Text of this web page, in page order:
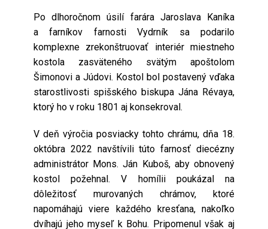
Po dlhoročnom úsilí farára Jaroslava Kaníka
a farníkov farnosti Vydrník sa podarilo
komplexne zrekonštruovať interiér miestneho
kostola zasväteného svätým apoštolom
Šimonovi a Júdovi. Kostol bol postavený vďaka
starostlivosti spišského biskupa Jána Révaya,
ktorý ho v roku 1801 aj konsekroval.
V deň výročia posviacky tohto chrámu, dňa 18.
októbra 2022 navštívili túto farnosť diecézny
administrátor Mons. Ján Kuboš, aby obnovený
kostol požehnal. V homílii poukázal na
dôležitosť murovaných chrámov, ktoré
napomáhajú viere každého kresťana, nakoľko
dvíhajú jeho myseľ k Bohu. Pripomenul však aj